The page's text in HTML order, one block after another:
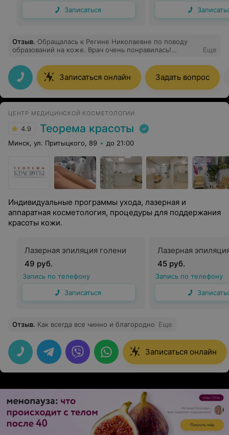
Записаться
Отзыв. Обращалась к Регине Николаевне по поводу
образований на коже. Врач очень понравилась!
Сразу понимаешь, что попал в надёжные руки
профессионала. Регина Николаевна быстро и
безболезненно удалила родинки. Дала рекомендации
по уходу после удаления!Помимо профессионализма
хочется отметить, что врач очень приятная и
Еще
Записаться онлайн Задать вопрос
ЦЕНТР МЕДИЦИНСКОЙ КОСМЕТОЛОГИИ
4.9 Теорема красоты
Минск, ул. Притыцкого, 89 до 21:00
Индивидуальные программы ухода, лазерная и
аппаратная косметология, процедуры для поддержания
красоты кожи.
Лазерная эпиляция голени
49 руб.
Запись по телефону
Записаться
Лазерная
45 руб.
Запись по телефону
Отзыв. Как всегда все чинно и благородно Еще
Записаться онлайн